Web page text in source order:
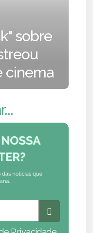
sobre
cinema